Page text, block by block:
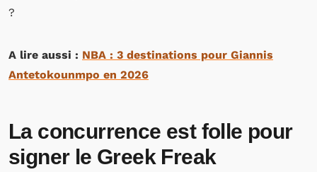
?
A lire aussi : NBA : 3 destinations pour Giannis
Antetokounmpo en 2026
La concurrence est folle pour
signer le Greek Freak